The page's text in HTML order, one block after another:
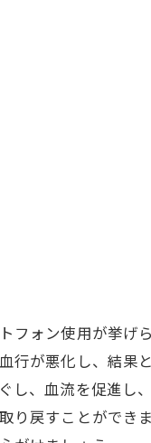
フォン使用が挙げ
行が悪化し、結果
し、血流を促進し
り戻すことができ